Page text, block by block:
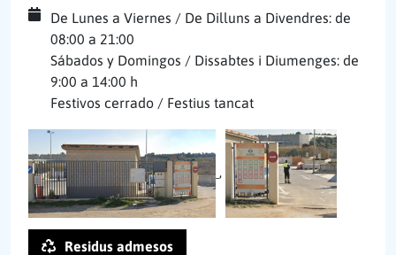
De Lunes a Viernes / De Dilluns a Divendres: de
08:00 a 21:00
Sábados y Domingos / Dissabtes i Diumenges: de
9:00 a 14:00 h
Festivos cerrado / Festius tancat
,
Residus admesos